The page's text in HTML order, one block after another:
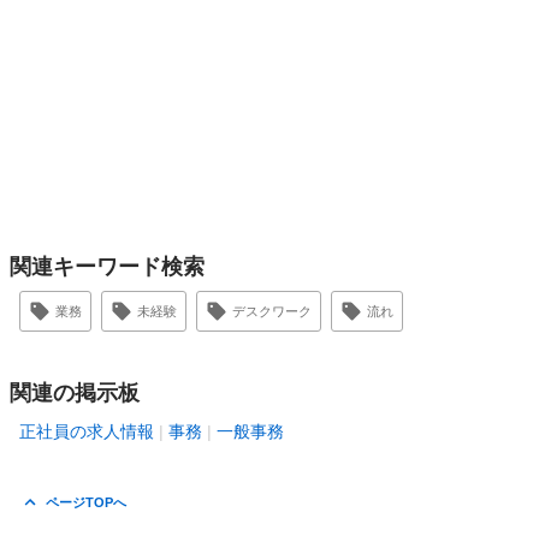
関連キーワード検索
業務 未経験 デスクワーク 流れ
関連の掲示板
正社員の求人情報 事務 一般事務
ページTOPへ